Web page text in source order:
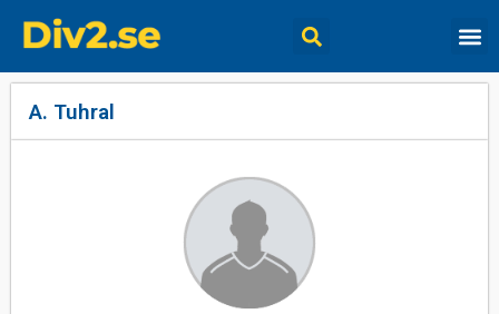
A. Tuhral